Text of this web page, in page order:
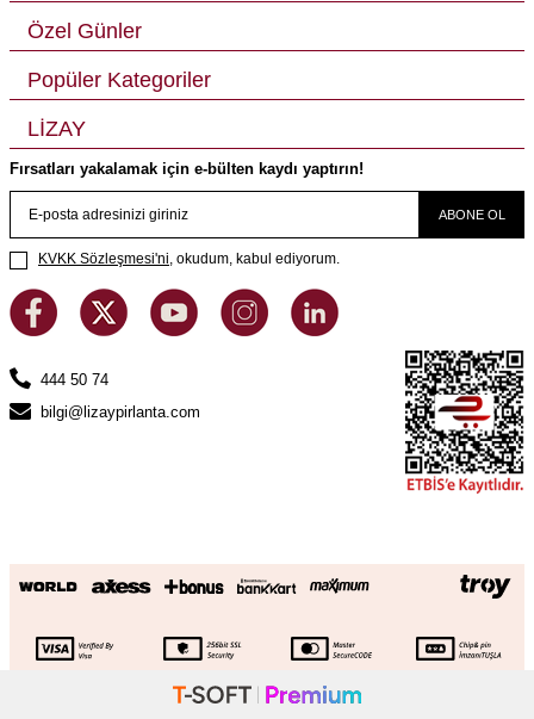
Özel Günler
Popüler Kategoriler
LİZAY
Fırsatları yakalamak için e-bülten kaydı yaptırın!
ABONE OL
KVKK Sözleşmesi'ni, okudum, kabul ediyorum.
444 50 74
bilgi@lizaypirlanta.com